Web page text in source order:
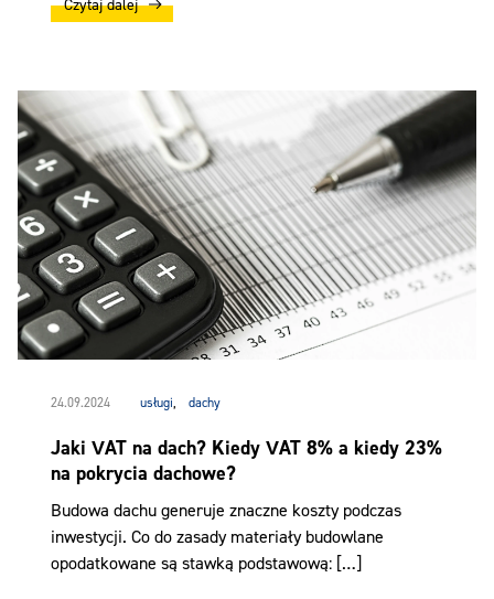
Czytaj dalej
24.09.2024 usługi, dachy
Jaki VAT na dach? Kiedy VAT 8% a kiedy 23%
na pokrycia dachowe?
Budowa dachu generuje znaczne koszty podczas
inwestycji. Co do zasady materiały budowlane
opodatkowane są stawką podstawową: […]